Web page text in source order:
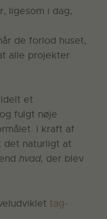
ligesom i dag,
de forlod huset,
alle projekter
et
fulgt nøje
I kraft af
det naturligt at
hvad, der blev
tag-